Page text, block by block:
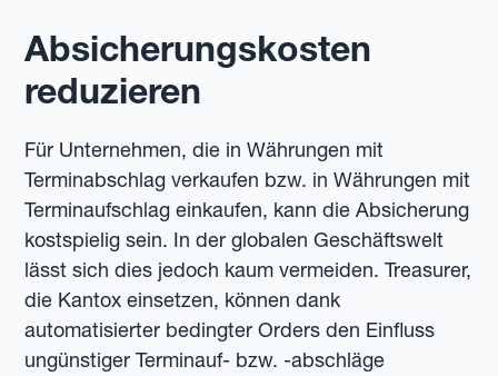
Absicherungskosten
reduzieren
Für Unternehmen, die in Währungen mit
Terminabschlag verkaufen bzw. in Währungen mit
Terminaufschlag einkaufen, kann die Absicherung
kostspielig sein. In der globalen Geschäftswelt
lässt sich dies jedoch kaum vermeiden. Treasurer,
die Kantox einsetzen, können dank
automatisierter bedingter Orders den Einfluss
ungünstiger Terminauf- bzw. -abschläge